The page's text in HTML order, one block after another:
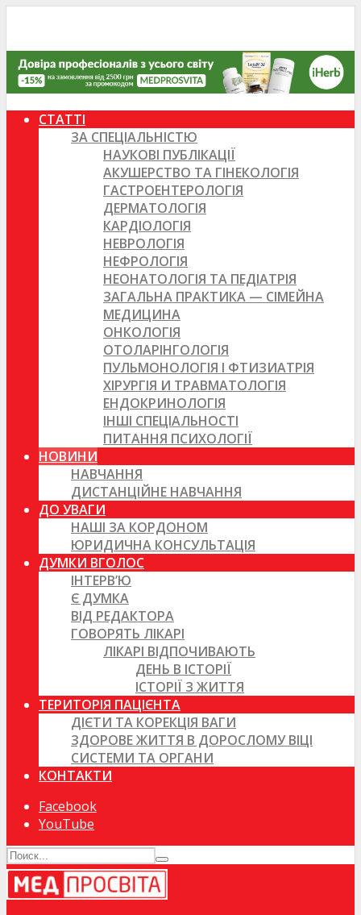
СТАТТІ
ЗА СПЕЦІАЛЬНІСТЮ
НАУКОВІ ПУБЛІКАЦІЇ
АКУШЕРСТВО ТА ГІНЕКОЛОГІЯ
ГАСТРОЕНТЕРОЛОГІЯ
ДЕРМАТОЛОГІЯ
КАРДІОЛОГІЯ
НЕВРОЛОГІЯ
НЕФРОЛОГІЯ
НЕОНАТОЛОГІЯ ТА ПЕДІАТРІЯ
ЗАГАЛЬНА ПРАКТИКА — СІМЕЙНА
МЕДИЦИНА
ОНКОЛОГІЯ
ОТОЛАРІНГОЛОГІЯ
ПУЛЬМОНОЛОГІЯ І ФТИЗИАТРІЯ
ХІРУРГІЯ И ТРАВМАТОЛОГІЯ
ЕНДОКРИНОЛОГІЯ
ІНШІ СПЕЦІАЛЬНОСТІ
ПИТАННЯ ПСИХОЛОГІЇ
НОВИНИ
НАВЧАННЯ
ДИСТАНЦІЙНЕ НАВЧАННЯ
ДО УВАГИ
НАШІ ЗА КОРДОНОМ
ЮРИДИЧНА КОНСУЛЬТАЦІЯ
ДУМКИ ВГОЛОС
ІНТЕРВ’Ю
Є ДУМКА
ВІД РЕДАКТОРА
ГОВОРЯТЬ ЛІКАРІ
ЛІКАРІ ВІДПОЧИВАЮТЬ
ДЕНЬ В ІСТОРІЇ
ІСТОРІЇ З ЖИТТЯ
ТЕРИТОРІЯ ПАЦІЄНТА
ДІЄТИ ТА КОРЕКЦІЯ ВАГИ
ЗДОРОВЕ ЖИТТЯ В ДОРОСЛОМУ ВІЦІ
СИСТЕМИ ТА ОРГАНИ
КОНТАКТИ
Facebook
YouTube